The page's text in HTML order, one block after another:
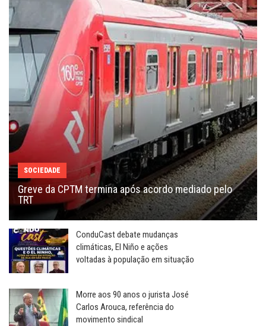
SOCIEDADE
Greve da CPTM termina após acordo mediado pelo
TRT
ConduCast debate mudanças
climáticas, El Niño e ações
voltadas à população em situação
Morre aos 90 anos o jurista José
Carlos Arouca, referência do
movimento sindical